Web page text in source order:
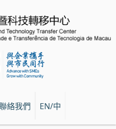
絡我們 EN/中